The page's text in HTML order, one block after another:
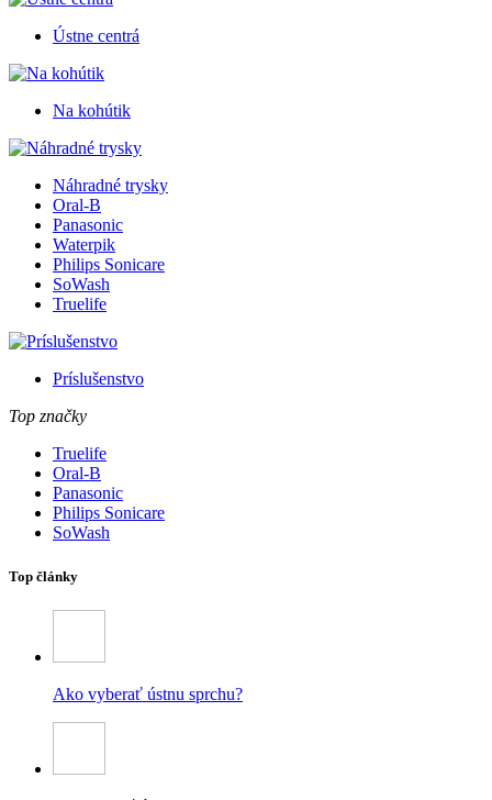
Ústne centrá
Na kohútik
Náhradné trysky
Oral-B
Panasonic
Waterpik
Philips Sonicare
SoWash
Truelife
Príslušenstvo
Top značky
Truelife
Oral-B
Panasonic
Philips Sonicare
SoWash
Top články
Ako vyberať ústnu sprchu?